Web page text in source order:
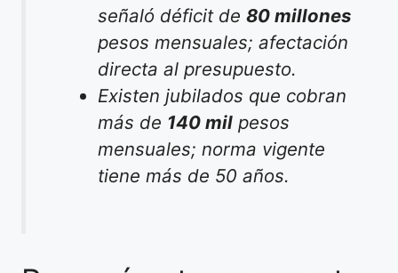
señaló déficit de80 millones
pesos mensuales; afectación
directa al presupuesto.
Existen jubilados que cobran
más de 140 mil pesos
mensuales; norma vigente
tiene más de 50 años.